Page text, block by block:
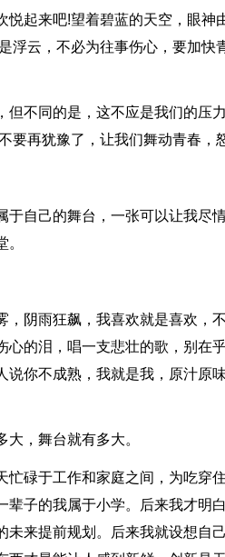
悦起来吧!望着碧蓝的天空，眼神
浮云，不必为往事伤心，要加快
不同的是，这不应是我们的压
要再犹豫了，让我们舞动青春，
于自己的舞台，一张可以让我尽
，阴雨狂飙，我喜欢就是喜欢，
的泪，唱一支悲壮的歌，别在
说你不成熟，我就是我，原汁原
，舞台就有多大。
忙碌于工作和家庭之间，为吃穿
子的我属于小学。后来我才明
来提前规划。后来我就设想自